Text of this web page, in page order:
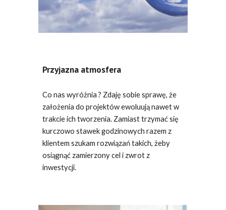
Przyjazna atmosfera
Co nas wyróżnia ? Zdaję sobie sprawę, że
założenia do projektów ewoluują nawet w
trakcie ich tworzenia. Zamiast trzymać się
kurczowo stawek godzinowych razem z
klientem szukam rozwiązań takich, żeby
osiągnąć zamierzony cel i zwrot z
inwestycji.